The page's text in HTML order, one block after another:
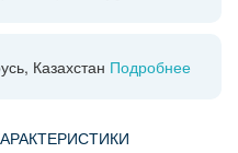
Казахстан Подробнее